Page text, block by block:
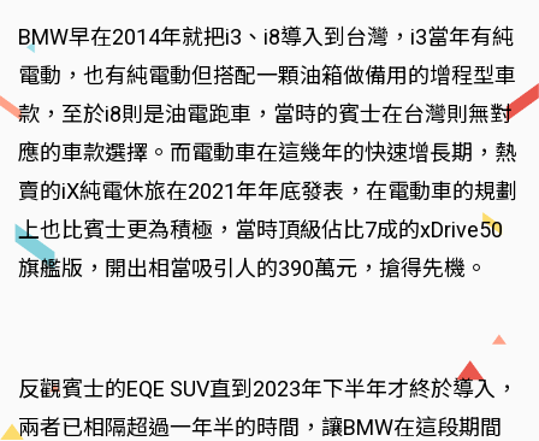
BMW早在2014年就把i3、i8導入到台灣，i3當年有純
電動，也有純電動但搭配一顆油箱做備用的增程型車
款，至於i8則是油電跑車，當時的賓士在台灣則無對
應的車款選擇。而電動車在這幾年的快速增長期，熱
賣的iX純電休旅在2021年年底發表，在電動車的規劃
上也比賓士更為積極，當時頂級佔比7成的xDrive50
旗艦版，開出相當吸引人的390萬元，搶得先機。
反觀賓士的EQE SUV直到2023年下半年才終於導入，
兩者已相隔超過一年半的時間，讓BMW在這段期間